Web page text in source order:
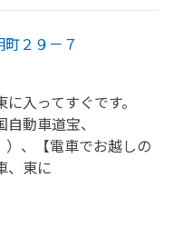
２９－７
に入ってすぐです。
自動車道宝、
、 【電車でお越しの
東に